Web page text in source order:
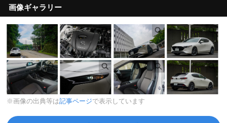
画像ギャラリー
※画像の出典等は記事ページで表示しています